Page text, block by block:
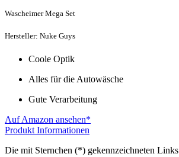
Wascheimer Mega Set
Hersteller: Nuke Guys
Coole Optik
Alles für die Autowäsche
Gute Verarbeitung
Auf Amazon ansehen*
Produkt Informationen
Die mit Sternchen (*) gekennzeichneten